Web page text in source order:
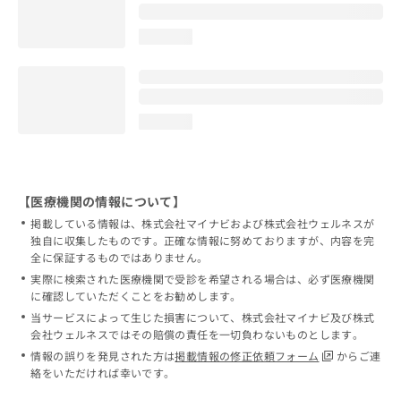
【医療機関の情報について】
掲載している情報は、株式会社マイナビおよび株式会社ウェルネスが
独自に収集したものです。正確な情報に努めておりますが、内容を完
全に保証するものではありません。
実際に検索された医療機関で受診を希望される場合は、必ず医療機関
に確認していただくことをお勧めします。
当サービスによって生じた損害について、株式会社マイナビ及び株式
会社ウェルネスではその賠償の責任を一切負わないものとします。
情報の誤りを発見された方は掲載情報の修正依頼フォーム
からご連
絡をいただければ幸いです。